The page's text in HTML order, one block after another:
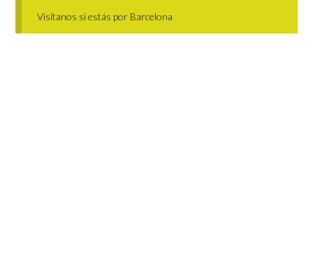
Visítanos si estás por Barcelona